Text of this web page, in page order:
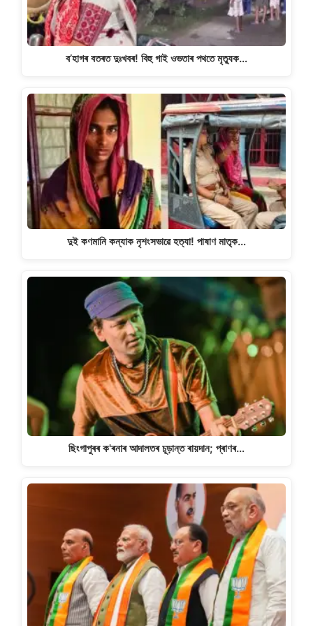
ব’হাগৰ বতৰত দুঃখবৰ! বিহু গাই ওভতাৰ পথতে মৃত্যুক…
দুই কণমানি কন্যাক নৃশংসভাৱে হত্যা! পাষাণ মাতৃক…
ছিংগাপুৰৰ ক'ৰনাৰ আদালতৰ চূড়ান্ত ৰায়দান; প্ৰাণৰ…